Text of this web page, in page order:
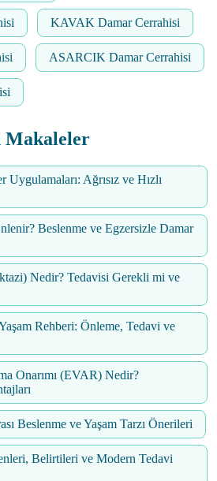
KAVAK Damar Cerrahisi
ASARCIK Damar Cerrahisi
Makaleler
Uygulamaları: Ağrısız ve Hızlı
Beslenme ve Egzersizle Damar
Nedir? Tedavisi Gerekli mi ve
Rehberi: Önleme, Tedavi ve
Onarımı (EVAR) Nedir?
Beslenme ve Yaşam Tarzı Önerileri
Belirtileri ve Modern Tedavi